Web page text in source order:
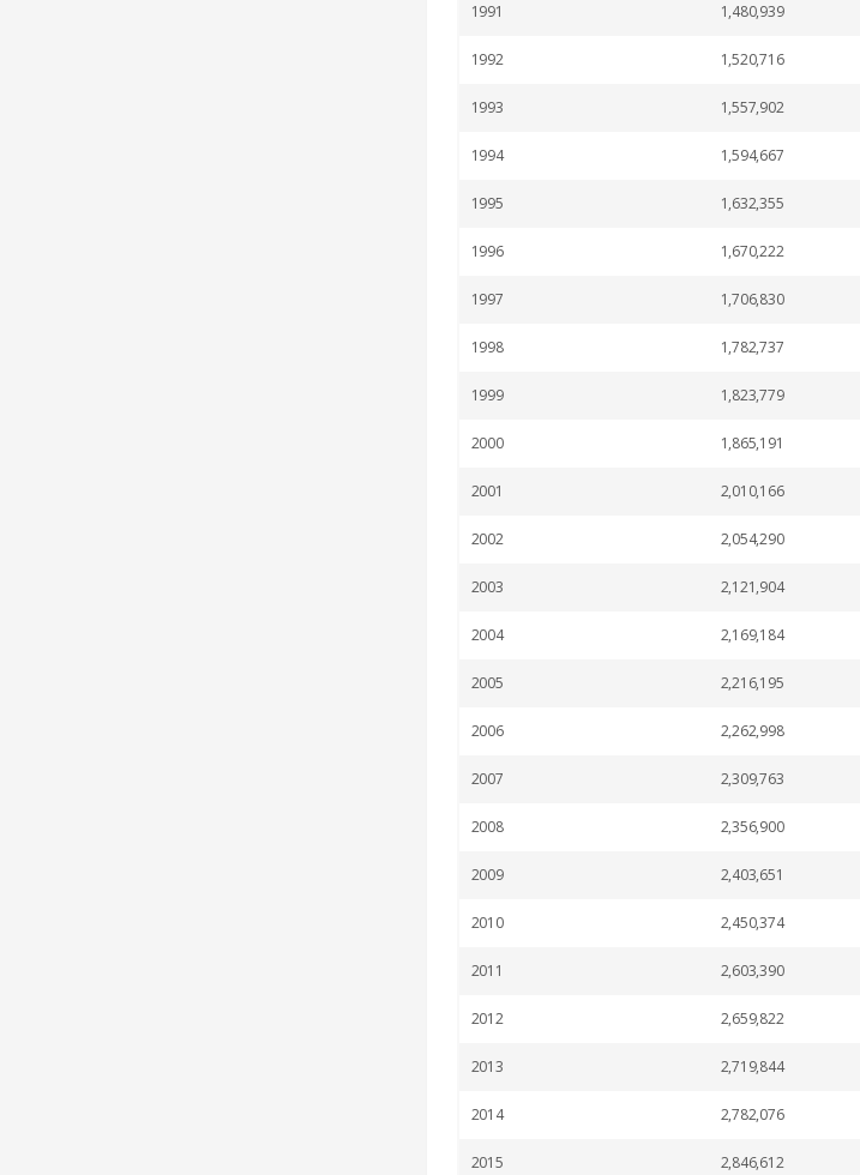
1991 1,480,939
1992 1,520,716
1993 1,557,902
1994 1,594,667
1995 1,632,355
1996 1,670,222
1997 1,706,830
1998 1,782,737
1999 1,823,779
2000 1,865,191
2001 2,010,166
2002 2,054,290
2003 2,121,904
2004 2,169,184
2005 2,216,195
2006 2,262,998
2007 2,309,763
2008 2,356,900
2009 2,403,651
2010 2,450,374
2011 2,603,390
2012 2,659,822
2013 2,719,844
2014 2,782,076
2015 2,846,612